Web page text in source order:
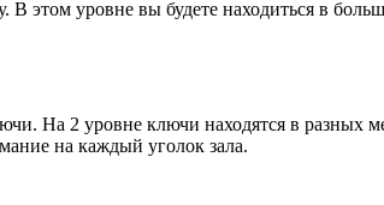
В этом уровне вы будете находиться в
На 2 уровне ключи находятся в разных
на каждый уголок зала.